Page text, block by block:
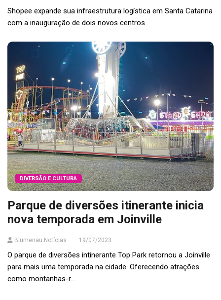
Shopee expande sua infraestrutura logística em Santa Catarina
com a inauguração de dois novos centros
DIVERSÃO E CULTURA
Parque de diversões itinerante inicia
nova temporada em Joinville
Blumenau Notícias 19/07/2023
O parque de diversões intinerante Top Park retornou a Joinville
para mais uma temporada na cidade. Oferecendo atrações
como montanhas-r...